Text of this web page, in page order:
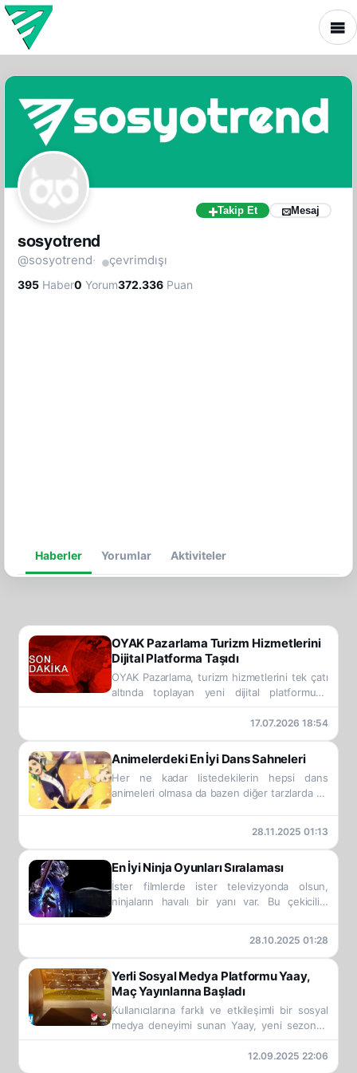
Takip Et Mesaj
sosyotrend
@sosyotrend· çevrimdışı
395 Haber0 Yorum372.336 Puan
Haberler Yorumlar Aktiviteler
OYAK Pazarlama Turizm Hizmetlerini
Dijital Platforma Taşıdı
OYAK Pazarlama, turizm hizmetlerini tek çatı
altında toplayan yeni dijital platformunu
kullanıcıların hizmetine sundu. OYAK’ın 2030
vizyonu doğrultusunda geliştirilen
http://www.oyakturizm.com.tr web sitesi
temmuz ayı itibarıyla erişime açıldı.
17.07.2026 18:54
Animelerdeki En İyi Dans Sahneleri
Her ne kadar listedekilerin hepsi dans
animeleri olmasa da bazen diğer tarzlarda da
28.11.2025 01:13
En İyi Ninja Oyunları Sıralaması
İster filmlerde ister televizyonda olsun,
ninjaların havalı bir yanı var. Bu çekicilik,
ve Dead or Alive'daki ninja dövüşçüleri, ister
ninja kahramanlı sayısız hack-and-slash
oyunu olsun, karanlık dövüş sanatçısı
arketipi, 80'lerde olduğu kadar günümüzde
de canlı.
28.10.2025 01:28
Yerli Sosyal Medya Platformu Yaay,
Maç Yayınlarına Başladı
Kullanıcılarına farklı ve etkileşimli bir sosyal
medya deneyimi sunan Yaay, yeni sezonda
spor içeriklerini genişletiyor.
12.09.2025 22:06